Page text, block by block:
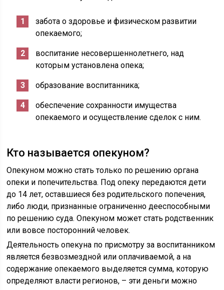
забота о здоровье и физическом развитии
опекаемого;
воспитание несовершеннолетнего, над
которым установлена опека;
образование воспитанника;
обеспечение сохранности имущества
опекаемого и осуществление сделок с ним.
Кто называется опекуном?
Опекуном можно стать только по решению органа
опеки и попечительства. Под опеку передаются дети
до 14 лет, оставшиеся без родительского попечения,
либо люди, признанные ограниченно дееспособными
по решению суда. Опекуном может стать родственник
или вовсе посторонний человек.
Деятельность опекуна по присмотру за воспитанником
является безвозмездной или оплачиваемой, а на
содержание опекаемого выделяется сумма, которую
определяют власти регионов, – эти деньги можно